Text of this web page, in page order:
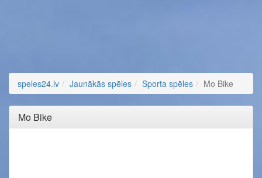
speles24.lv Jaunākās spēles Sporta spēles Mo Bike
Mo Bike